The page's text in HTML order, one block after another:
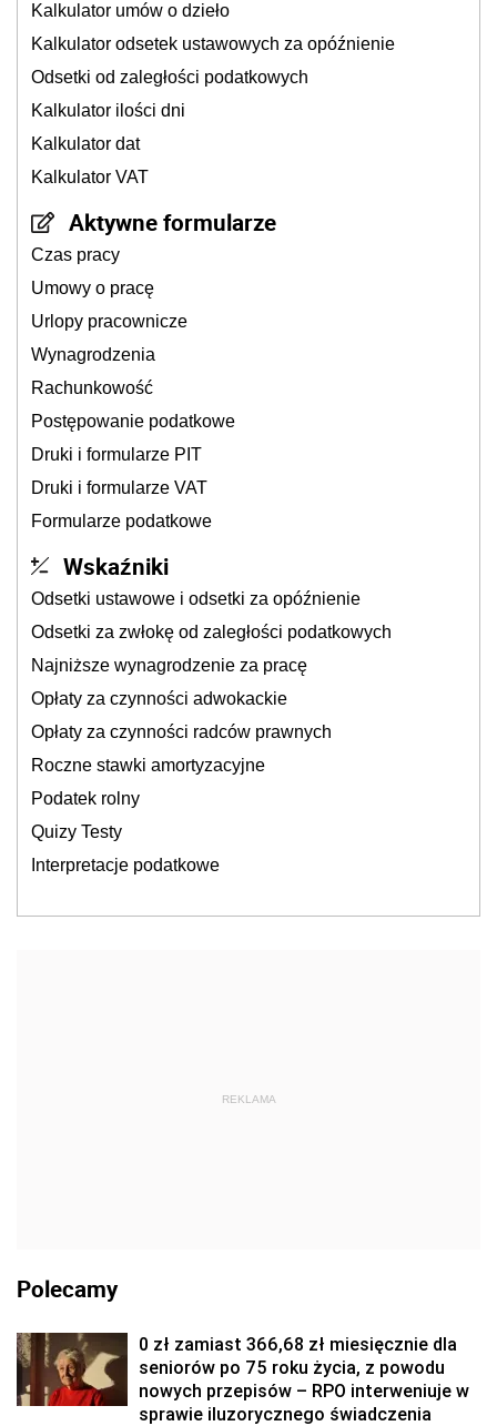
Kalkulator umów o dzieło
Kalkulator odsetek ustawowych za opóźnienie
Odsetki od zaległości podatkowych
Kalkulator ilości dni
Kalkulator dat
Kalkulator VAT
Aktywne formularze
Czas pracy
Umowy o pracę
Urlopy pracownicze
Wynagrodzenia
Rachunkowość
Postępowanie podatkowe
Druki i formularze PIT
Druki i formularze VAT
Formularze podatkowe
Wskaźniki
Odsetki ustawowe i odsetki za opóźnienie
Odsetki za zwłokę od zaległości podatkowych
Najniższe wynagrodzenie za pracę
Opłaty za czynności adwokackie
Opłaty za czynności radców prawnych
Roczne stawki amortyzacyjne
Podatek rolny
Quizy Testy
Interpretacje podatkowe
REKLAMA
Polecamy
0 zł zamiast 366,68 zł miesięcznie dla
seniorów po 75 roku życia, z powodu
nowych przepisów – RPO interweniuje w
sprawie iluzorycznego świadczenia